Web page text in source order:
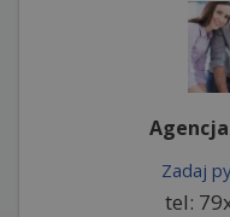
Zadaj
tel: